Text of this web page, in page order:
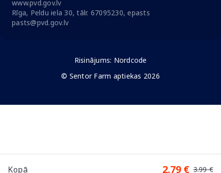
Kopā 2.79 € 3.99 €
www.pvd.gov.lv
Rīga, Peldu iela 30, tālr. 67095230, epasts
pasts@pvd.gov.lv
Risinājums: Nordcode
© Sentor Farm aptiekas 2026